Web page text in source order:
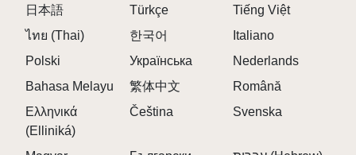
🎶 「spunki」、「sprunky」、「Sprunkin」、また
は最新の「Sprunked」体験を検索している場合で
も、Sprunky.orgは音楽ミキシングエンターテインメ
ントのための信頼できるハブであり続けます。
スプランキー・トレイフィックスに関する
日本語 Türkçe
Tiếng Việt
ไทย (Thai)
한국어
Italiano
Polski
Українська
Nederlands
Bahasa Melayu
繁体中文
Română
Ελληνικά
(Elliniká)
Čeština Svenska